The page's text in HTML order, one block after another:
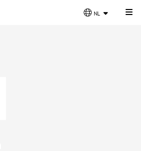
nl